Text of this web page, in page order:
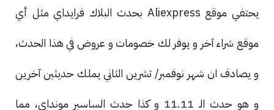
يحتفي موقع Aliexpress بحدث البلاك فرايداي مثل أي
موقع شراء آخر و يوفر لك خصومات و عروض في هذا الحدث،
و يصادف ان شهر نوفمبر/ تشرين الثاني يملك حديثين آخرين
و هو حدث الـ 11.11 و كذا حدث الساسبر مونداي، مما